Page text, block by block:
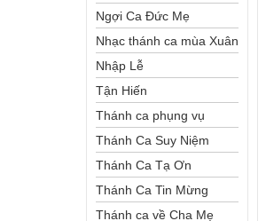
Ngợi Ca Đức Mẹ
Nhạc thánh ca mùa Xuân
Nhập Lễ
Tận Hiến
Thánh ca phụng vụ
Thánh Ca Suy Niệm
Thánh Ca Tạ Ơn
Thánh Ca Tin Mừng
Thánh ca về Cha Mẹ